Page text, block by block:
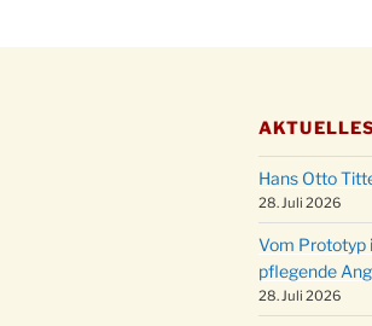
Hans Otto
28. Juli 2026
Vom Prototyp
pflegende
28. Juli 2026